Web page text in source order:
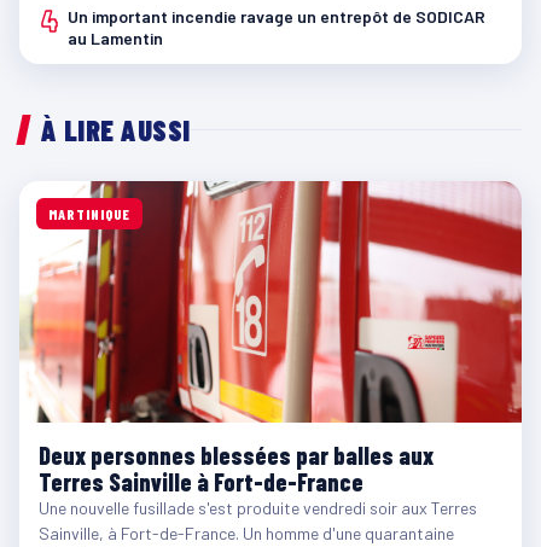
4 Un important incendie ravage un entrepôt de SODICAR
au Lamentin
À LIRE AUSSI
MARTINIQUE
Deux personnes blessées par balles aux
Terres Sainville à Fort-de-France
Une nouvelle fusillade s'est produite vendredi soir aux Terres
Sainville, à Fort-de-France. Un homme d'une quarantaine